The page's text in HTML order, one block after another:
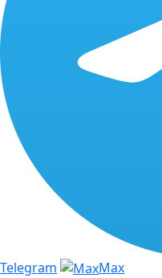
Telegram
Max